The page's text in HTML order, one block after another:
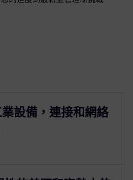
設備，連接和網絡